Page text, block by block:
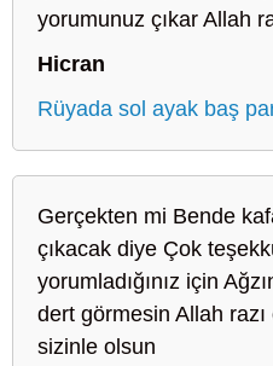
yorumunuz çıkar Allah
Hicran
Rüyada sol ayak baş
Gerçekten mi Bende
çıkacak diye Çok
yorumladığınız için
dert görmesin Allah
sizinle olsun